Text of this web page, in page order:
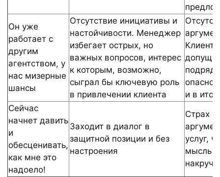
Он уже
работает с
другим
агентством, у
нас мизерные
шансы
Отсутствие инициативы и
настойчивости. Менеджер
избегает острых, но
важных вопросов, интерес
к которым, возможно,
сыграл бы ключевую роль
в привлечении клиента
Клиент
и в
Сейчас
начнет давить
и
обесценивать,
как мне это
надоело!
Заходит в диалог в
защитной позиции и без
настроения
Страх
услуг,
мысль